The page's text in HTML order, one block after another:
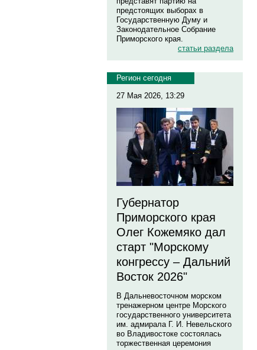
предстоящих выборах в
Государственную Думу и
Законодательное Собрание
Приморского края.
статьи раздела
Регион сегодня
27 Мая 2026, 13:29
Губернатор
Приморского края
Олег Кожемяко дал
старт "Морскому
конгрессу – Дальний
Восток 2026"
В Дальневосточном морском
тренажерном центре Морского
государственного университета
им. адмирала Г. И. Невельского
во Владивостоке состоялась
торжественная церемония